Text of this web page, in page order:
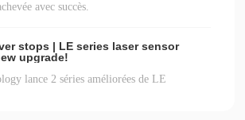
avec succès.
stops | LE series laser sensor
upgrade!
lance 2 séries améliorées de LE